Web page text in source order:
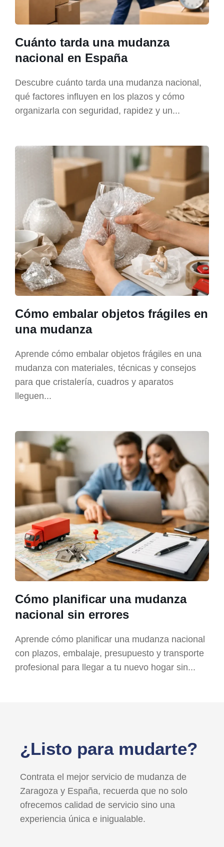
Cuánto tarda una mudanza
nacional en España
Descubre cuánto tarda una mudanza nacional,
qué factores influyen en los plazos y cómo
organizarla con seguridad, rapidez y un...
Cómo embalar objetos frágiles en
una mudanza
Aprende cómo embalar objetos frágiles en una
mudanza con materiales, técnicas y consejos
para que cristalería, cuadros y aparatos
lleguen...
Cómo planificar una mudanza
nacional sin errores
Aprende cómo planificar una mudanza nacional
con plazos, embalaje, presupuesto y transporte
profesional para llegar a tu nuevo hogar sin...
¿Listo para mudarte?
Contrata el mejor servicio de mudanza de
Zaragoza y España, recuerda que no solo
ofrecemos calidad de servicio sino una
experiencia única e inigualable.